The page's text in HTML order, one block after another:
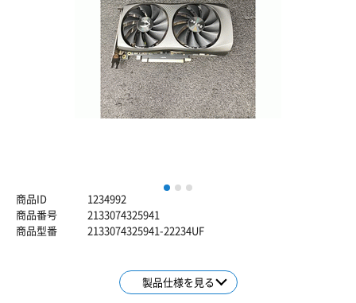
1 2
商品ID
1234992
商品番号
2133074325941
商品型番
2133074325941-22234UF
製品仕様を見る